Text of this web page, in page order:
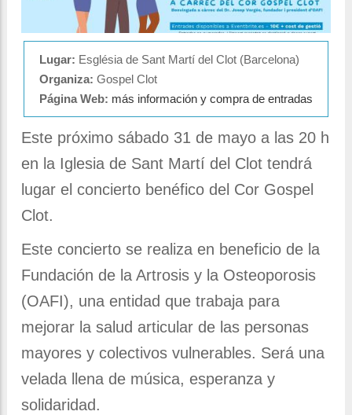
Lugar: Església de Sant Martí del Clot (Barcelona)
Organiza: Gospel Clot
Página Web: más información y compra de entradas
Este próximo sábado 31 de mayo a las 20 h
en la Iglesia de Sant Martí del Clot tendrá
lugar el concierto benéfico del Cor Gospel
Clot.
Este concierto se realiza en beneficio de la
Fundación de la Artrosis y la Osteoporosis
(OAFI), una entidad que trabaja para
mejorar la salud articular de las personas
mayores y colectivos vulnerables. Será una
velada llena de música, esperanza y
solidaridad.